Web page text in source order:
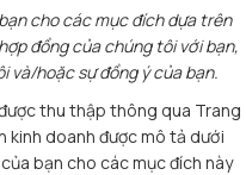
cho các mục đích dựa trên
đồng của chúng tôi với bạn,
và/hoặc sự đồng ý của bạn.
thu thập thông qua Trang
kinh doanh được mô tả dưới
bạn cho các mục đích này